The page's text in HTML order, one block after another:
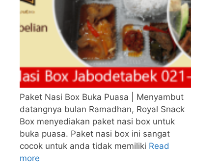
Paket Nasi Box Buka Puasa | Menyambut
datangnya bulan Ramadhan, Royal Snack
Box menyediakan paket nasi box untuk
buka puasa. Paket nasi box ini sangat
cocok untuk anda tidak memiliki Read
more